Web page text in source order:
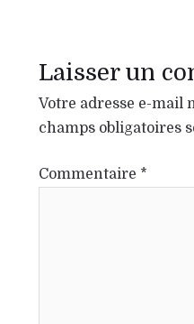
Laisser un
Votre adresse e-mail
champs obligatoires
Commentaire *